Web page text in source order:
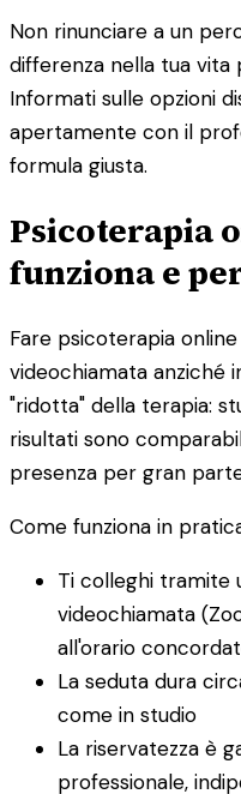
Non rinunciare a un
differenza nella tua vita
Informati sulle opzioni
apertamente con il
formula giusta.
Psicoterapia
funziona e
Fare psicoterapia
videochiamata anziché
"ridotta" della terapia:
risultati sono
presenza per gran
Come funziona in
Ti colleghi tramite
videochiamata
all'orario
La seduta dura
come in studio
La riservatezza è
professionale,